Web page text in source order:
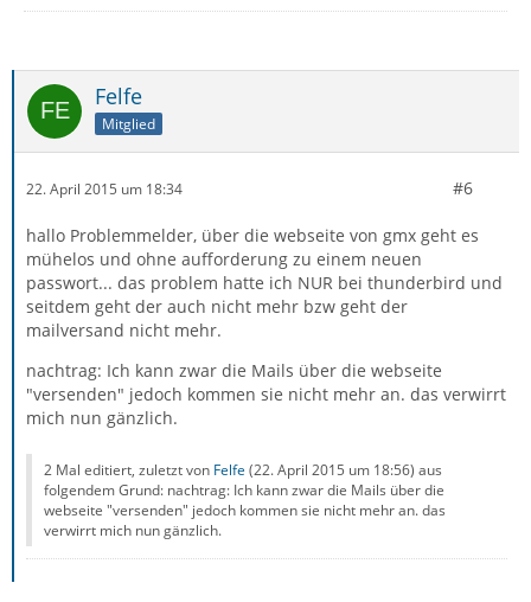
Felfe
Mitglied
22. April 2015 um 18:34 #6
hallo Problemmelder, über die webseite von gmx geht es
mühelos und ohne aufforderung zu einem neuen
passwort... das problem hatte ich NUR bei thunderbird und
seitdem geht der auch nicht mehr bzw geht der
mailversand nicht mehr.
nachtrag: Ich kann zwar die Mails über die webseite
"versenden" jedoch kommen sie nicht mehr an. das verwirrt
mich nun gänzlich.
2 Mal editiert, zuletzt von Felfe (22. April 2015 um 18:56) aus
folgendem Grund: nachtrag: Ich kann zwar die Mails über die
webseite "versenden" jedoch kommen sie nicht mehr an. das
verwirrt mich nun gänzlich.